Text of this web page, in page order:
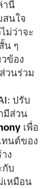
านี้
สนใจ
ม่ว่าจะ
น ๆ
ข้อง
วนร่วม
ปรับ
มีส่วน
เพื่อ
ทนต์ของ
ง
กับ
เหมือน